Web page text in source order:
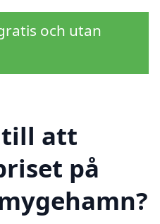
och utan
till att
på